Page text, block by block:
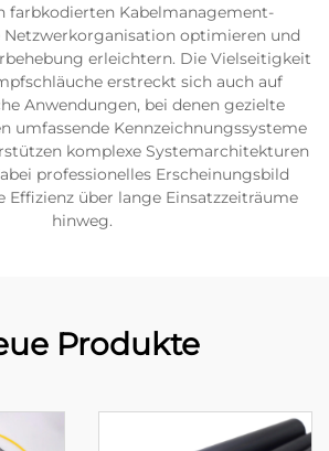
farbkodierten Kabelmanagement-
Netzwerkorganisation optimieren und
erleichtern. Die Vielseitigkeit
erstreckt sich auch auf
Anwendungen, bei denen gezielte
umfassende Kennzeichnungssysteme
komplexe Systemarchitekturen
professionelles Erscheinungsbild
Effizienz über lange Einsatzzeiträume
hinweg.
Produkte